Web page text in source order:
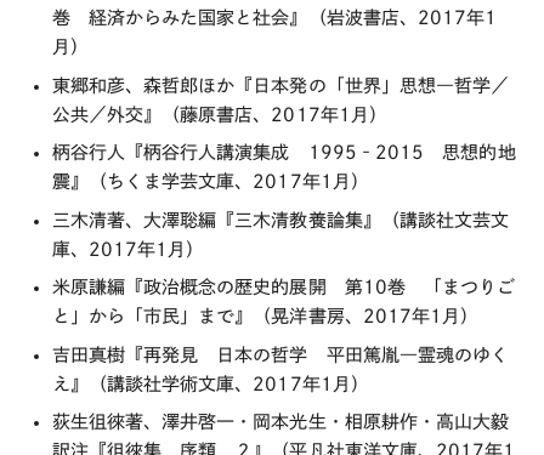
巻 経済からみた国家と社会』（岩波書店、2017年1
月）
東郷和彦、森哲郎ほか『日本発の「世界」思想―哲学／
公共／外交』（藤原書店、2017年1月）
柄谷行人『柄谷行人講演集成 1995‐2015 思想的地
震』（ちくま学芸文庫、2017年1月）
三木清著、大澤聡編『三木清教養論集』（講談社文芸文
庫、2017年1月）
米原謙編『政治概念の歴史的展開 第10巻 「まつりご
と」から「市民」まで』（晃洋書房、2017年1月）
吉田真樹『再発見 日本の哲学 平田篤胤―霊魂のゆく
え』（講談社学術文庫、2017年1月）
荻生徂徠著、澤井啓一・岡本光生・相原耕作・高山大毅
訳注『徂徠集 序類 ２』（平凡社東洋文庫、2017年1